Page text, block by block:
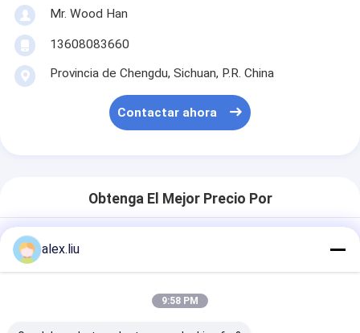
Mr. Wood Han
13608083660
Provincia de Chengdu, Sichuan, P.R. China
Contactar ahora
Obtenga El Mejor Precio Por
milímetros
alex.liu
9:58 PM